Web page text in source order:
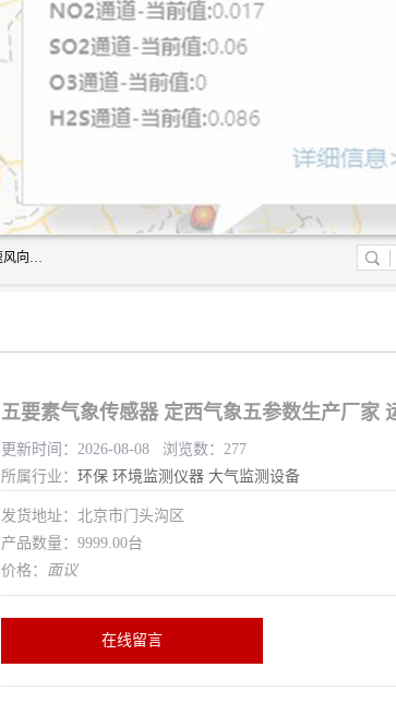
富奥通科技主营：气象五参数,气象六要素,微型自动气象站,网格化空气质量监测仪,六要素自动气象站,超声波风速风向传感器,能见度仪,大气微型站,交通自动气象站,高速路面结冰监测,路面状况传感器等。
五要素气象传感器 定西气象五参数生产厂家
更新时间：2026-08-08 浏览数：277
所属行业： 环保 环境监测仪器 大气监测设备
发货地址：北京市门头沟区
产品数量：9999.00台
价格： 面议
在线留言